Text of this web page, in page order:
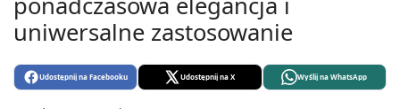
uniwersalne zastosowanie
Udostępnij na Facebooku Udostępnij na X Wyślij na WhatsApp